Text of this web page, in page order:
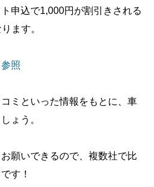
申込で1,000円が割引きされる
ます。
照
ミといった情報をもとに、車
ょう。
願いできるので、複数社で比
す！